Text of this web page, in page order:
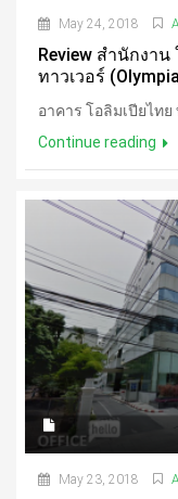
May 24, 2018
Review สำนักงาน
ทาวเวอร์
อาคาร โอลิมเปียไทย
Continue reading
May 23, 2018